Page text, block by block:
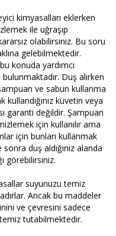
kimyasalları eklerken
ile uğraşıp
olabilirsiniz. Bu soru
gelebilmektedir.
konuda yardımcı
Duş alırken
ve sabun kullanma
küvetin veya
garanti değildir. Şampuan
için kullanılır ama
için bunları kullanmak
duş aldığınız alanda
görebilirsiniz.
suyunuzu temiz
Ancak bu maddeler
ve çevresini sadece
tutabilmektedir.